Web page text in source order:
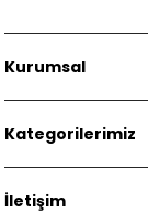
Kurumsal
Kategorilerimiz
İletişim